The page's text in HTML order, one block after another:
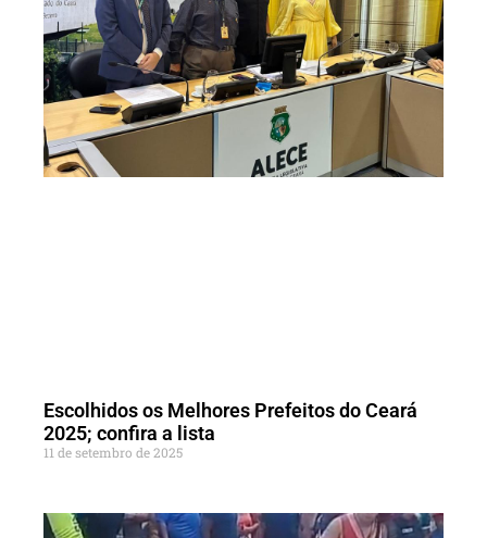
Escolhidos os Melhores Prefeitos do Ceará
2025; confira a lista
11 de setembro de 2025